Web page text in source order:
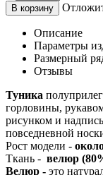
В корзину
Описание
Параметры
Размерный
Отзывы
Туника
горловины,
рисунком и
повседневной
Рост модели -
Ткань - велюр
Велюр - это